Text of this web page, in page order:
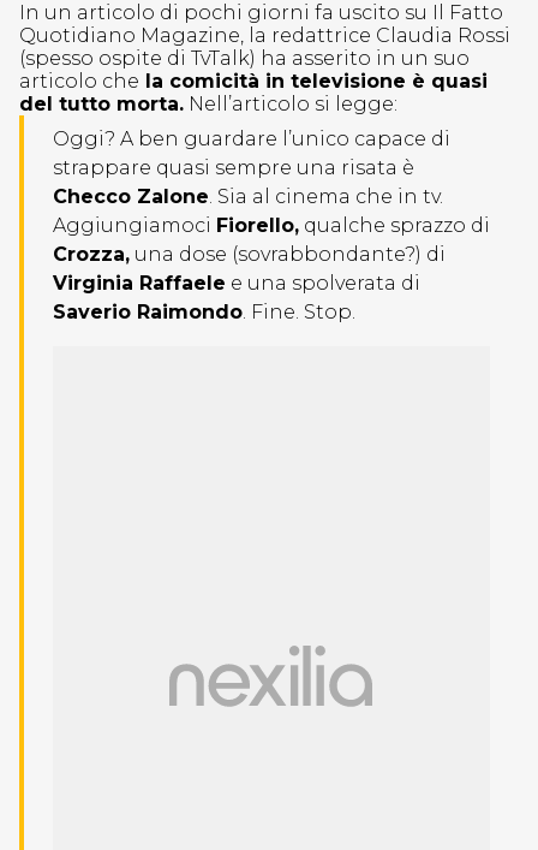
In un articolo di pochi giorni fa uscito su Il Fatto
Quotidiano Magazine, la redattrice Claudia Rossi
(spesso ospite di TvTalk) ha asserito in un suo
articolo che la comicità in televisione è quasi
del tutto morta. Nell’articolo si legge:
Oggi? A ben guardare l’unico capace di
strappare quasi sempre una risata è
Checco Zalone. Sia al cinema che in tv.
Aggiungiamoci Fiorello, qualche sprazzo di
Crozza, una dose (sovrabbondante?) di
Virginia Raffaele e una spolverata di
Saverio Raimondo. Fine. Stop.